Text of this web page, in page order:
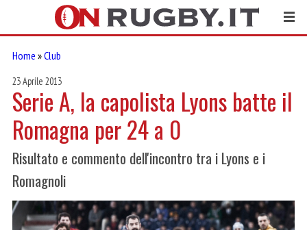
Home »Club
23 Aprile 2013
Serie A, la capolista Lyons batte il
Romagna per 24 a 0
Risultato e commento dell'incontro tra i Lyons e i
Romagnoli